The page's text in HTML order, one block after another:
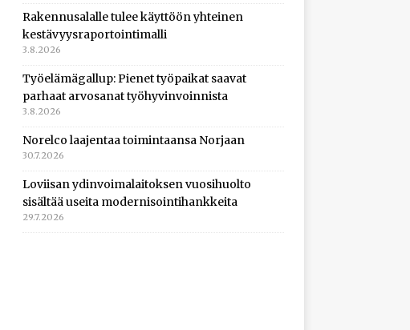
Rakennusalalle tulee käyttöön yhteinen
kestävyysraportointimalli
3.8.2026
Työelämägallup: Pienet työpaikat saavat
parhaat arvosanat työhyvinvoinnista
3.8.2026
Norelco laajentaa toimintaansa Norjaan
30.7.2026
Loviisan ydinvoimalaitoksen vuosihuolto
sisältää useita modernisointihankkeita
29.7.2026